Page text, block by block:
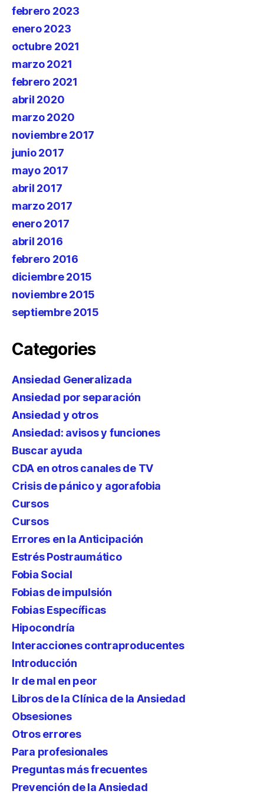
febrero 2023
enero 2023
octubre 2021
marzo 2021
febrero 2021
abril 2020
marzo 2020
noviembre 2017
junio 2017
mayo 2017
abril 2017
marzo 2017
enero 2017
abril 2016
febrero 2016
diciembre 2015
noviembre 2015
septiembre 2015
Categories
Ansiedad Generalizada
Ansiedad por separación
Ansiedad y otros
Ansiedad: avisos y funciones
Buscar ayuda
CDA en otros canales de TV
Crisis de pánico y agorafobia
Cursos
Cursos
Errores en la Anticipación
Estrés Postraumático
Fobia Social
Fobias de impulsión
Fobias Específicas
Hipocondría
Interacciones contraproducentes
Introducción
Ir de mal en peor
Libros de la Clínica de la Ansiedad
Obsesiones
Otros errores
Para profesionales
Preguntas más frecuentes
Prevención de la Ansiedad